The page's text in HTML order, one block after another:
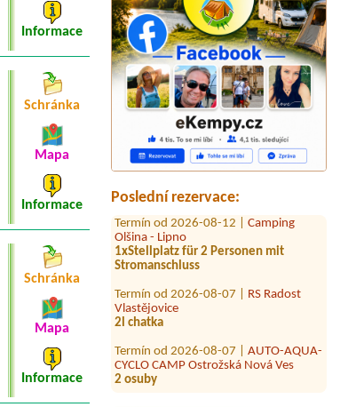
Poslední rezervace:
Termín od 2026-07-27 |Eurocamp
Běšiny
4L chata, 2 dospělé, 2 děti 2 a 4 roky
Termín od 2026-08-14 |Camping
Matyáš
Bungalov
Termín od 2026-08-12 |
Olšina - Lipno
1xStellplatz für 2 Personen mit
Stromanschluss
Termín od 2026-08-07 |
Vlastějovice
2l chatka
Termín od 2026-08-07 |
CYCLO CAMP Ostrožská Nová Ves
2 osuby
Termín od 2026-07-31 |
Informace
Schránka
Mapa
Informace
Schránka
Mapa
Informace